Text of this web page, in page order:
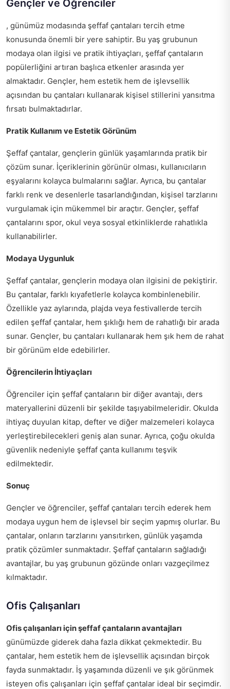
Gençler ve Öğrenciler
, günümüz modasında şeffaf çantaları tercih etme
konusunda önemli bir yere sahiptir. Bu yaş grubunun
modaya olan ilgisi ve pratik ihtiyaçları, şeffaf çantaların
popülerliğini artıran başlıca etkenler arasında yer
almaktadır. Gençler, hem estetik hem de işlevsellik
açısından bu çantaları kullanarak kişisel stillerini yansıtma
fırsatı bulmaktadırlar.
Pratik Kullanım ve Estetik Görünüm
Şeffaf çantalar, gençlerin günlük yaşamlarında pratik bir
çözüm sunar. İçeriklerinin görünür olması, kullanıcıların
eşyalarını kolayca bulmalarını sağlar. Ayrıca, bu çantalar
farklı renk ve desenlerle tasarlandığından, kişisel tarzlarını
vurgulamak için mükemmel bir araçtır. Gençler, şeffaf
çantalarını spor, okul veya sosyal etkinliklerde rahatlıkla
kullanabilirler.
Modaya Uygunluk
Şeffaf çantalar, gençlerin modaya olan ilgisini de pekiştirir.
Bu çantalar, farklı kıyafetlerle kolayca kombinlenebilir.
Özellikle yaz aylarında, plajda veya festivallerde tercih
edilen şeffaf çantalar, hem şıklığı hem de rahatlığı bir arada
sunar. Gençler, bu çantaları kullanarak hem şık hem de rahat
bir görünüm elde edebilirler.
Öğrencilerin İhtiyaçları
Öğrenciler için şeffaf çantaların bir diğer avantajı, ders
materyallerini düzenli bir şekilde taşıyabilmeleridir. Okulda
ihtiyaç duyulan kitap, defter ve diğer malzemeleri kolayca
yerleştirebilecekleri geniş alan sunar. Ayrıca, çoğu okulda
güvenlik nedeniyle şeffaf çanta kullanımı teşvik
edilmektedir.
Sonuç
Gençler ve öğrenciler, şeffaf çantaları tercih ederek hem
modaya uygun hem de işlevsel bir seçim yapmış olurlar. Bu
çantalar, onların tarzlarını yansıtırken, günlük yaşamda
pratik çözümler sunmaktadır. Şeffaf çantaların sağladığı
avantajlar, bu yaş grubunun gözünde onları vazgeçilmez
kılmaktadır.
Ofis Çalışanları
Ofis çalışanları için şeffaf çantaların avantajları
günümüzde giderek daha fazla dikkat çekmektedir. Bu
çantalar, hem estetik hem de işlevsellik açısından birçok
fayda sunmaktadır. İş yaşamında düzenli ve şık görünmek
isteyen ofis çalışanları için şeffaf çantalar ideal bir seçimdir.